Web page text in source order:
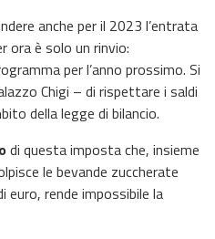
anche per il 2023 l’entrata
ora è solo un rinvio:
per l’anno prossimo. Si
Chigi – di rispettare i saldi
della legge di bilancio.
di questa imposta che, insieme
le bevande zuccherate
euro, rende impossibile la